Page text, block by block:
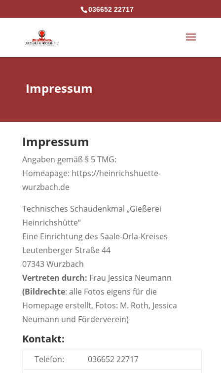
036652 22717
Impressum
Impressum
Angaben gemäß § 5 TMG:
Homeapage: https://heinrichshuette-
wurzbach.de
Technisches Schaudenkmal „Gießerei
Heinrichshütte“
Eine Einrichtung des Saale-Orla-Kreises
Leutenberger Straße 44
07343 Wurzbach
Vertreten durch: Frau Jessica Neumann
(Bildrechte: alle Fotos eigens für die
Homepage erstellt, Fotos: M. Roth, Jessica
Neumann und Förderverein)
Kontakt:
Telefon: 036652 22717